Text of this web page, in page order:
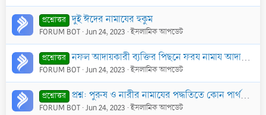
প্রশ্নোত্তর দুই ঈদের নামাযের হুকুম
FORUM BOT Jun 24, 2023 ইসলামিক আপডেট
প্রশ্নোত্তর নফল আদায়কারী ব্যক্তির পিছনে ফরয নামায আদায় করার বিধান কি? যেমন তারাবীহ্‌র নামাযের ইমামের পিছনে এশা ছালাত আদায় করা?
FORUM BOT Jun 24, 2023 ইসলামিক আপডেট
প্রশ্নোত্তর প্রশ্ন: পুরুষ ও নারীর নামাযের পদ্ধতিতে কোন পার্থক্য আছে কি?
FORUM BOT Jun 24, 2023 ইসলামিক আপডেট